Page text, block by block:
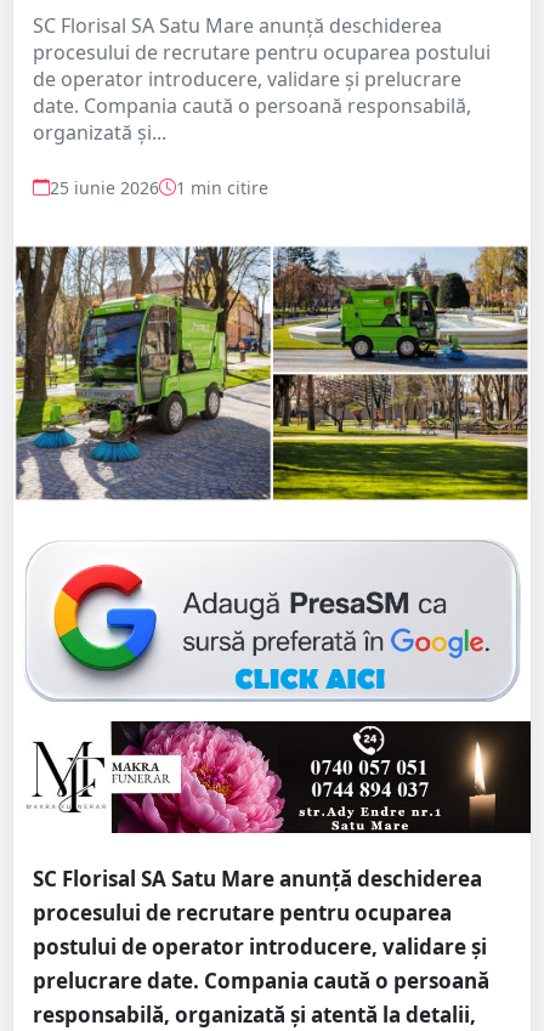
SC Florisal SA Satu Mare anunță deschiderea
procesului de recrutare pentru ocuparea postului
de operator introducere, validare și prelucrare
date. Compania caută o persoană responsabilă,
organizată și...
25 iunie 2026 1 min citire
SC Florisal SA Satu Mare anunță deschiderea
procesului de recrutare pentru ocuparea
postului de operator introducere, validare și
prelucrare date. Compania caută o persoană
responsabilă, organizată și atentă la detalii,